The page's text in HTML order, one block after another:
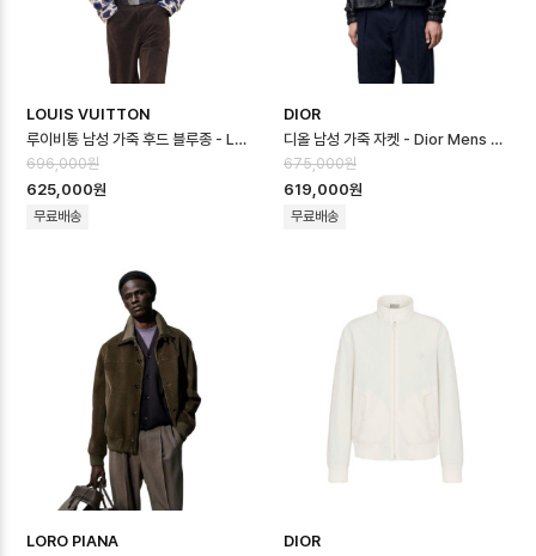
LOUIS VUITTON
루이비통 남성 가죽 후드 블루종 - Louis vuitton Mens Leather Hoo…
696,000원
625,000원
무료배송
DIOR
디올 남성 가죽 자켓 - Dior Mens Leather Jacket - dic16664x
675,000원
619,000원
무료배송
LORO PIANA
DIOR